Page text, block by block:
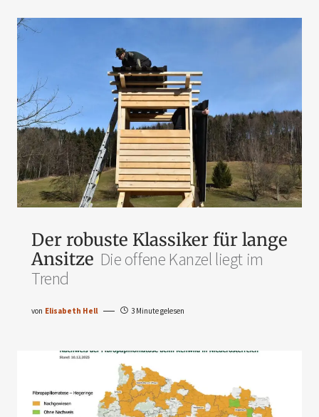
Der robuste Klassiker für lange
Ansitze Die offene Kanzel liegt im
Trend
von Elisabeth Hell 3 Minute gelesen